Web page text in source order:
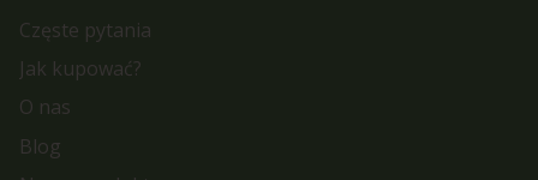
Częste pytania
Jak kupować?
O nas
Blog